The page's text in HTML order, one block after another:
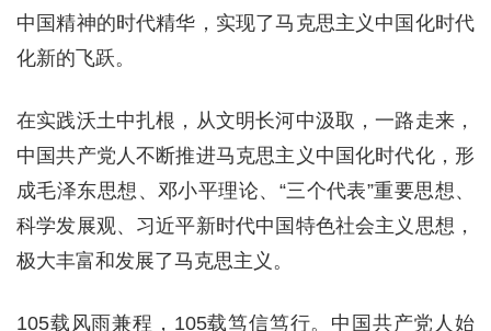
中国精神的时代精华，实现了马克思主义中国化时代
化新的飞跃。
在实践沃土中扎根，从文明长河中汲取，一路走来，
中国共产党人不断推进马克思主义中国化时代化，形
成毛泽东思想、邓小平理论、“三个代表”重要思想、
科学发展观、习近平新时代中国特色社会主义思想，
极大丰富和发展了马克思主义。
105载风雨兼程，105载笃信笃行。中国共产党人始